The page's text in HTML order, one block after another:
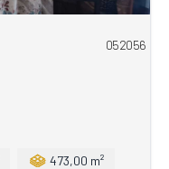
052056
473,00 m²